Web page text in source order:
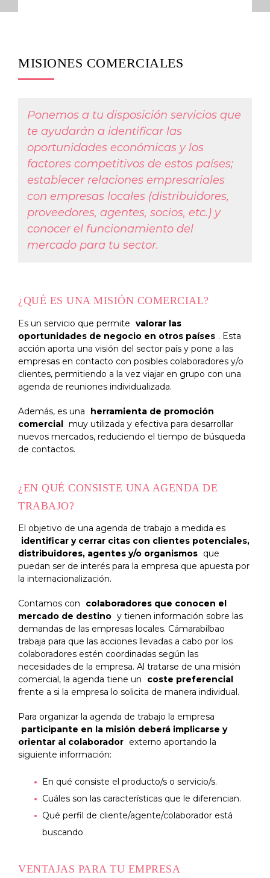
MISIONES COMERCIALES
Ponemos a tu disposición servicios que
te ayudarán a identificar las
oportunidades económicas y los
factores competitivos de estos países;
establecer relaciones empresariales
con empresas locales (distribuidores,
proveedores, agentes, socios, etc.) y
conocer el funcionamiento del
mercado para tu sector.
¿QUÉ ES UNA MISIÓN COMERCIAL?
Es un servicio que permite valorar las
oportunidades de negocio en otros países . Esta
acción aporta una visión del sector país y pone a las
empresas en contacto con posibles colaboradores y/o
clientes, permitiendo a la vez viajar en grupo con una
agenda de reuniones individualizada.
Además, es una
herramienta de promoción
comercial muy utilizada y efectiva para desarrollar
nuevos mercados, reduciendo el tiempo de búsqueda
de contactos.
¿EN QUÉ CONSISTE UNA AGENDA DE
TRABAJO?
El objetivo de una agenda de trabajo a medida es
identificar y cerrar citas con clientes potenciales,
distribuidores, agentes y/o organismos que
puedan ser de interés para la empresa que apuesta por
la internacionalización.
Contamos con
colaboradores que conocen el
mercado de destino y tienen información sobre las
demandas de las empresas locales. Cámarabilbao
trabaja para que las acciones llevadas a cabo por los
colaboradores estén coordinadas según las
necesidades de la empresa. Al tratarse de una misión
comercial, la agenda tiene un
coste preferencial
frente a si la empresa lo solicita de manera individual.
Para organizar la agenda de trabajo la empresa
participante en la misión deberá implicarse y
orientar al colaborador externo aportando la
siguiente información:
En qué consiste el producto/s o servicio/s.
Cuáles son las características que le diferencian.
Qué perfil de cliente/agente/colaborador está
buscando
VENTAJAS PARA TU EMPRESA